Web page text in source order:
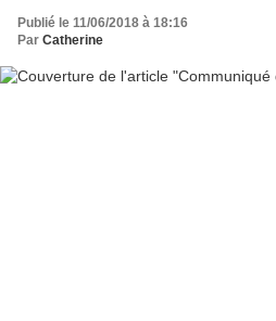
Publié le 11/06/2018 à 18:16
Par Catherine